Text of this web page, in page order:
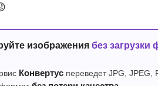
изображения без загрузки
Конвертус переведет JPG, JPEG,